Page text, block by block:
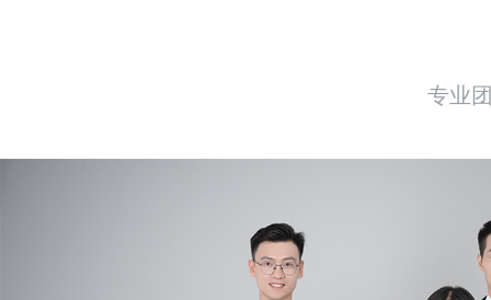
专业
网站客服部